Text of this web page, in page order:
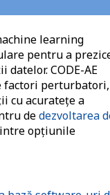
learning
pentru a
CODE-AE
factori perturbatori,
cu acurateţe a
dedezvoltarea
opțiunile